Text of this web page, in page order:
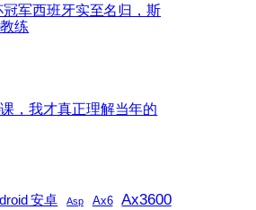
军西班牙实至名归，斯
练
，我才真正理解当年的
安卓 Asp Ax6 Ax3600